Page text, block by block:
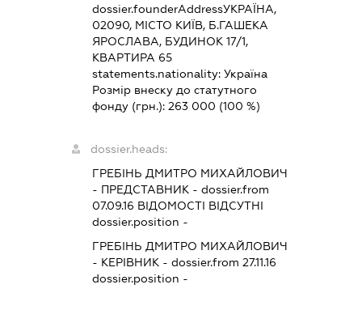
dossier.founderAddressУКРАЇНА,
02090, МІСТО КИЇВ, Б.ГАШЕКА
ЯРОСЛАВА, БУДИНОК 17/1,
КВАРТИРА 65
statements.nationality:Україна
Розмір внеску до статутного
фонду (грн.):263 000 (100 %)
dossier.heads:
ГРЕБІНЬ ДМИТРО МИХАЙЛОВИЧ
- ПРЕДСТАВНИК - dossier.from
07.09.16 ВІДОМОСТІ ВІДСУТНІ
dossier.position -
ГРЕБІНЬ ДМИТРО МИХАЙЛОВИЧ
- КЕРІВНИК - dossier.from 27.11.16
dossier.position -